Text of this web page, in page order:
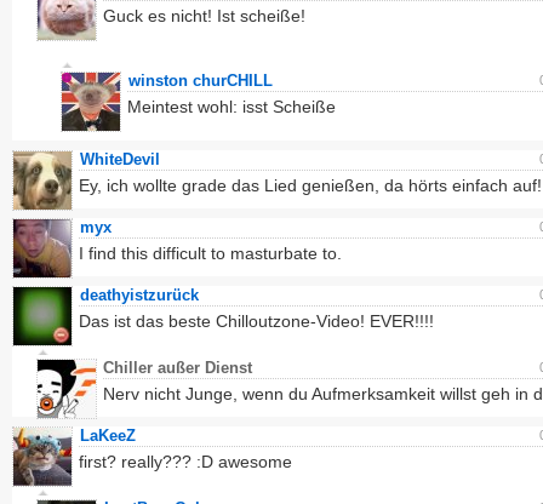
Guck es nicht! Ist scheiße!
winston churCHILL
Meintest wohl: isst Scheiße
WhiteDevil
Ey, ich wollte grade das Lied genießen, da hörts einfach
myx
I find this difficult to masturbate to.
deathyistzurück
Das ist das beste Chilloutzone-Video! EVER!!!!
Chiller außer Dienst
Nerv nicht Junge, wenn du Aufmerksamkeit willst geh in
LaKeeZ
first? really??? :D awesome